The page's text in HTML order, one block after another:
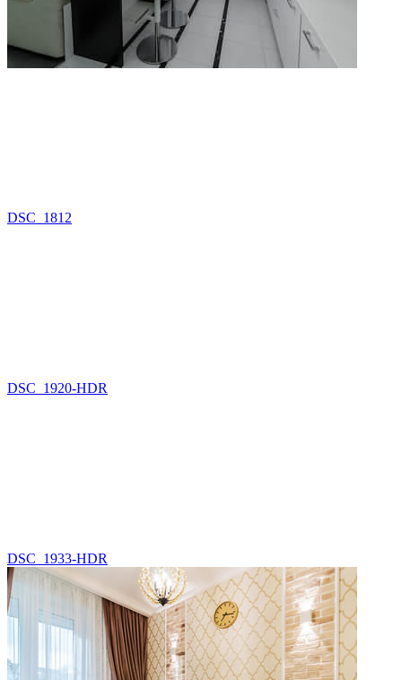
DSC_1812
DSC_1920-HDR
DSC_1933-HDR